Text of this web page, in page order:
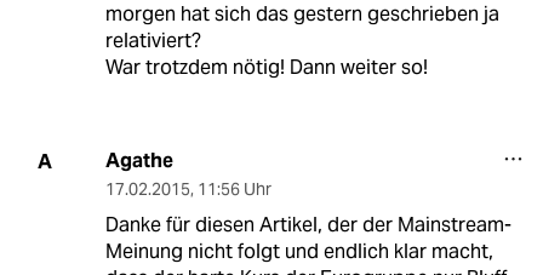
morgen hat sich das gestern geschrieben ja
relativiert?
War trotzdem nötig! Dann weiter so!
A Agathe
17.02.2015, 11:56 Uhr
Danke für diesen Artikel, der der Mainstream-
Meinung nicht folgt und endlich klar macht,